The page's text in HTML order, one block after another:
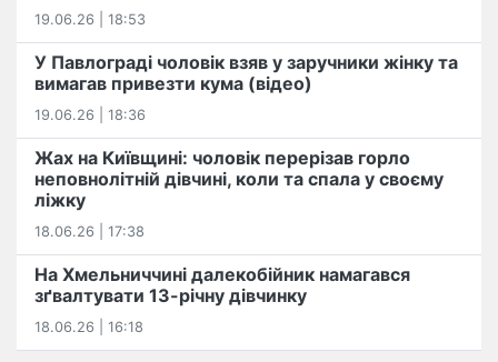
19.06.26 | 18:53
У Павлограді чоловік взяв у заручники жінку та
вимагав привезти кума (відео)
19.06.26 | 18:36
Жах на Київщині: чоловік перерізав горло
неповнолітній дівчині, коли та спала у своєму
ліжку
18.06.26 | 17:38
На Хмельниччині далекобійник намагався
зґвалтувати 13-річну дівчинку
18.06.26 | 16:18